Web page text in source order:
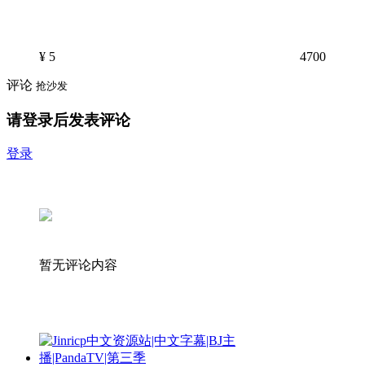
¥ 5 4700
评论 抢沙发
请登录后发表评论
登录
暂无评论内容